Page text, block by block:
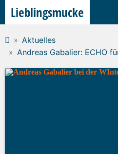
Aktuelles
Andreas Gabalier: ECHO
Lieblingsmucke